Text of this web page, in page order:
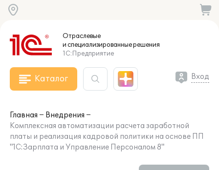
Отраслевые
и специализированныерешения
1С:Предприятие
Каталог Вход
Главная
Внедрения
Комплексная автоматизации расчета заработной
платы и реализация кадровой политики на основе ПП
"1С:Зарплата и Управление Персоналом 8"